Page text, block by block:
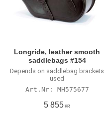
Longride, leather smooth
saddlebags #154
Depends on saddlebag brackets
used
MH575677
5 855 KR